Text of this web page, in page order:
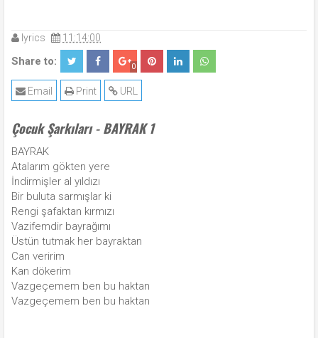
lyrics 11:14:00
Share to: 0
URL
Print
Email
Çocuk Şarkıları - BAYRAK 1
BAYRAK
Atalarım gökten yere
İndirmişler al yıldızı
Bir buluta sarmışlar ki
Rengi şafaktan kırmızı
Vazifemdir bayrağımı
Üstün tutmak her bayraktan
Can veririm
Kan dökerim
Vazgeçemem ben bu haktan
Vazgeçemem ben bu haktan